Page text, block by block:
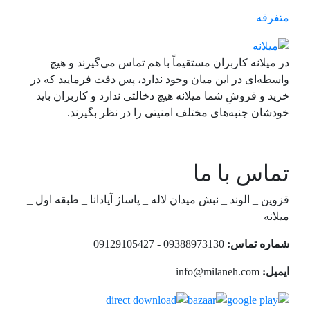
متفرقه
در میلانه کاربران مستقیماً با هم تماس می‌گیرند و هیچ
واسطه‌ای در این میان وجود ندارد، پس دقت فرمایید که در
خرید و فروشِ شما میلانه هیچ دخالتی ندارد و کاربران باید
خودشان جنبه‌های مختلف امنیتی را در نظر بگیرند.
تماس با ما
قزوین _ الوند _ نبش میدان لاله _ پاساژ آپادانا _ طبقه اول _
میلانه
شماره تماس: 09388973130 - 09129105427
ایمیل: info@milaneh.com